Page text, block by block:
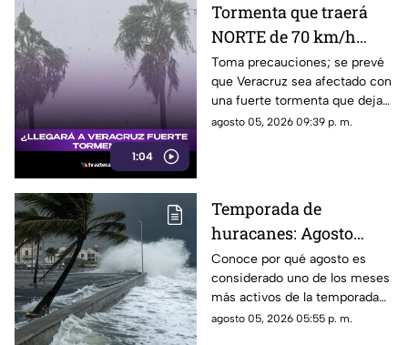
1:04
Tormenta que traerá
NORTE de 70 km/h
llegará a Veracruz; así
estará el mal tiempo
Toma precauciones; se prevé
que Veracruz sea afectado con
una fuerte tormenta que dejará
viento del norte de hasta 70
agosto 05, 2026 09:39 p. m.
Temporada de
huracanes: Agosto
podría ser el mes más
peligroso para
Veracruz
Conoce por qué agosto es
considerado uno de los meses
más activos de la temporada
de huracanes en Veracruz.
agosto 05, 2026 05:55 p. m.